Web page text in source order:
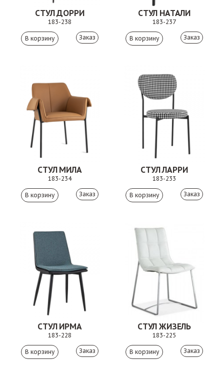
СТУЛ ДОРРИ
183-238
Заказ
СТУЛ НАТАЛИ
183-237
Заказ
СТУЛ МИЛА
183-234
Заказ
СТУЛ ЛАРРИ
183-233
Заказ
СТУЛ ИРМА
183-228
Заказ
СТУЛ ЖИЗЕЛЬ
183-225
Заказ